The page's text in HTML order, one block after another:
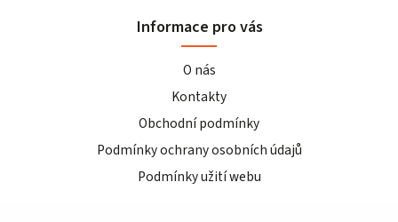
Informace pro vás
O nás
Kontakty
Obchodní podmínky
Podmínky ochrany osobních údajů
Podmínky užití webu